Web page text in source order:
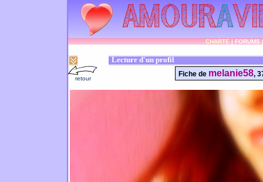
CHARTE|FORUMS
Lecture d'un profil
retour
Fiche de melanie58,